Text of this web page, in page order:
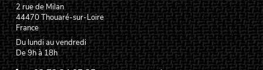
2 rue de Milan
44470Thouaré-sur-Loire
France
Du lundi au vendredi
De 9h à 18h